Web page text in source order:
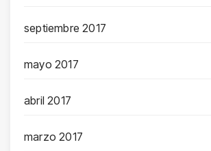
septiembre 2017
mayo 2017
abril 2017
marzo 2017